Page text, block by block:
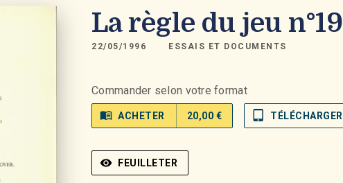
La règle du jeu n°19
22/05/1996 ESSAIS ET DOCUMENTS
Commander selon votre format
menu_book ACHETER 20,00 € tablet_mac TÉLÉCHARGER
visibility FEUILLETER